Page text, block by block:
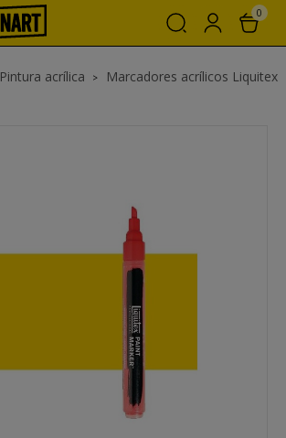
0
Pintura acrílica Marcadores acrílicos Liquitex